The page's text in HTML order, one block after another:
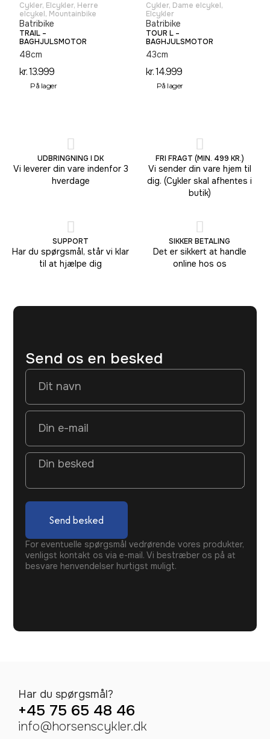
Cykler, Elcykler, Herre
elcykel, Mountainbike
Batribike
TRAIL –
BAGHJULSMOTOR
48cm
kr.13.999
På lager
Cykler, Dame elcykel,
Elcykler
Batribike
TOUR L –
BAGHJULSMOTOR
43cm
kr.14.999
På lager
UDBRINGNING I DK
Vi leverer din vare indenfor 3
hverdage
FRI FRAGT (MIN. 499 KR.)
Vi sender din vare hjem til
dig. (Cykler skal afhentes i
butik)
SUPPORT
Har du spørgsmål, står vi klar
til at hjælpe dig
SIKKER BETALING
Det er sikkert at handle
online hos os
Send os en besked
Send besked
For eventuelle spørgsmål vedrørende vores produkter,
venligst kontakt os via e-mail. Vi bestræber os på at
besvare henvendelser hurtigst muligt.
Har du spørgsmål?
+45 75 65 48 46
info@horsenscykler.dk